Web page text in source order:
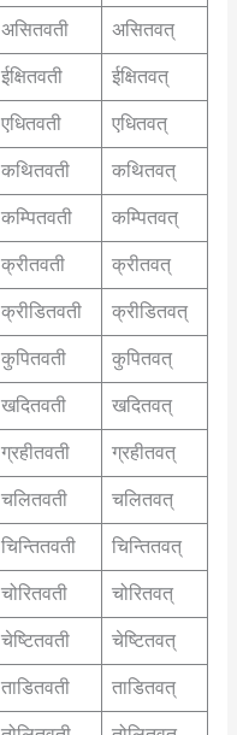
असितवती असितवत्
ईक्षितवती ईक्षितवत्
एधितवती एधितवत्
कथितवती कथितवत्
कम्पितवती कम्पितवत्
क्रीतवती क्रीतवत्
क्रीडितवती क्रीडितवत्
कुपितवती कुपितवत्
खदितवती खदितवत्
ग्रहीतवती ग्रहीतवत्
चलितवती चलितवत्
चिन्तितवती चिन्तितवत्
चोरितवती चोरितवत्
चेष्टितवती चेष्टितवत्
ताडितवती ताडितवत्